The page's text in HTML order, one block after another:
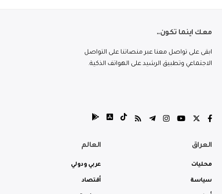
معك اينما تكون..
ابقى على تواصل معنا عبر منصاتنا على التواصل
الاجتماعي وتطبيق الرشيد على الهواتف الذكية.
العراق
محليات
سياسة
العالم
عربي ودولي
أقتصاد